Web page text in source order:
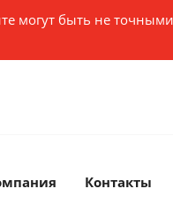
могут быть не
Контакты